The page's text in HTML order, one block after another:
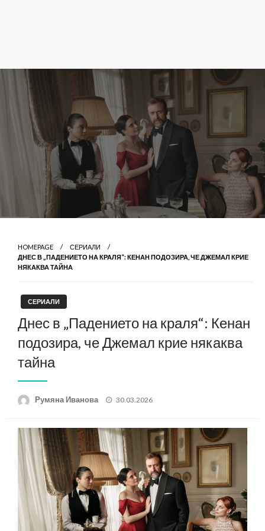
HOMEPAGE
СЕРИАЛИ
ДНЕС В „ПАДЕНИЕТО НА КРАЛЯ“: КЕНАН ПОДОЗИРА, ЧЕ ДЖЕМАЛ КРИЕ
НЯКАКВА ТАЙНА
СЕРИАЛИ
Днес в „Падението на краля“: Кенан
подозира, че Джемал крие някаква
тайна
Румяна Иванова
Posted
30.03.2026